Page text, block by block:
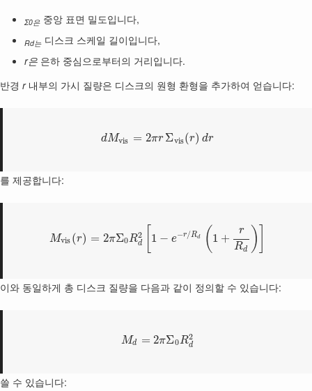
Σ0은 중앙 표면 밀도입니다,
Rd는 디스크 스케일 길이입니다,
r은 은하 중심으로부터의 거리입니다.
반경 r내부의 가시 질량은 디스크의 원형 환형을 추가하여 얻습니다:
dMvis = 2πr Σvis(r) dr
를 제공합니다:
Mvis (r) = 2πΣ0R2
d 1 − e−r/Rd ( 1 +
r
Rd )
이와 동일하게 총 디스크 질량을 다음과 같이 정의할 수 있습니다:
Md = 2πΣ0R2
d
쓸 수 있습니다: